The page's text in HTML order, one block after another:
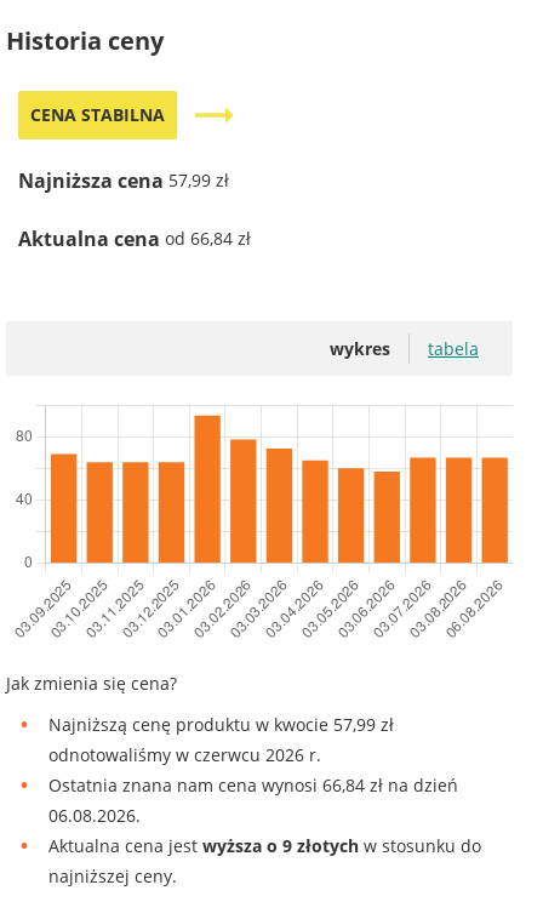
Historia ceny
CENA STABILNA trending_flat
Najniższa cena 57,99 zł
Aktualna cena od 66,84 zł
wykres tabela
Jak zmienia się cena?
Najniższą cenę produktu w kwocie 57,99 zł
odnotowaliśmy w czerwcu 2026 r.
Ostatnia znana nam cena wynosi 66,84 zł na dzień
06.08.2026.
Aktualna cena jest wyższa o 9 złotych w stosunku do
najniższej ceny.